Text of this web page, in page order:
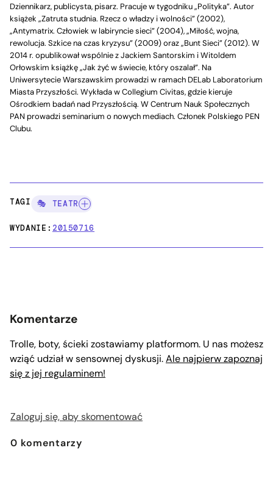
Dziennikarz, publicysta, pisarz. Pracuje w tygodniku „Polityka”. Autor
książek „Zatruta studnia. Rzecz o władzy i wolności” (2002),
„Antymatrix. Człowiek w labiryncie sieci” (2004), „Miłość, wojna,
rewolucja. Szkice na czas kryzysu” (2009) oraz „Bunt Sieci” (2012). W
2014 r. opublikował wspólnie z Jackiem Santorskim i Witoldem
Orłowskim książkę „Jak żyć w świecie, który oszalał”. Na
Uniwersytecie Warszawskim prowadzi w ramach DELab Laboratorium
Miasta Przyszłości. Wykłada w Collegium Civitas, gdzie kieruje
Ośrodkiem badań nad Przyszłością. W Centrum Nauk Społecznych
PAN prowadzi seminarium o nowych mediach. Członek Polskiego PEN
Clubu.
TAGI: 🎭 TEATR
WYDANIE:20150716
Komentarze
Trolle, boty, ścieki zostawiamy platformom. U nas możesz
wziąć udział w sensownej dyskusji.Ale najpierw zapoznaj
się z jej regulaminem!
Zaloguj się, aby skomentować
0 komentarzy